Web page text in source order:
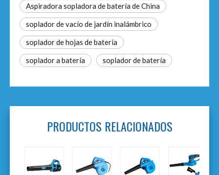
Aspiradora sopladora de batería de China
soplador de vacío de jardín inalámbrico
soplador de hojas de batería
soplador a batería soplador de batería
PRODUCTOS RELACIONADOS